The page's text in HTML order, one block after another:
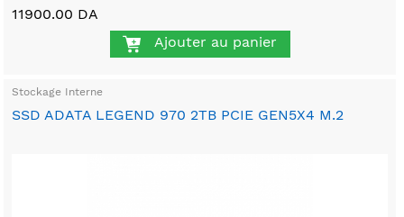
11900.00 DA
Ajouter au panier
Stockage Interne
SSD ADATA LEGEND 970 2TB PCIE GEN5X4 M.2